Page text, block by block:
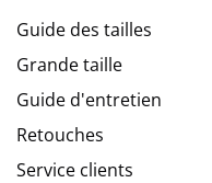
Guide des tailles
Grande taille
Guide d'entretien
Retouches
Service clients